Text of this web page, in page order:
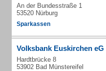
An der Bundesstraße 1
53520 Nürburg
Sparkassen
Volksbank Euskirchen eG
Hardtbrücke 8
53902 Bad Münstereifel